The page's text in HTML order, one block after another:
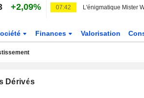
+2,09% 07:42
Finances Valorisation
Dérivés